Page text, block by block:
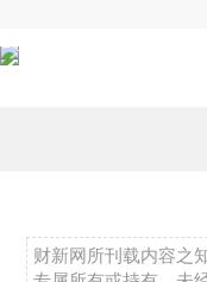
财新网所刊载内容之